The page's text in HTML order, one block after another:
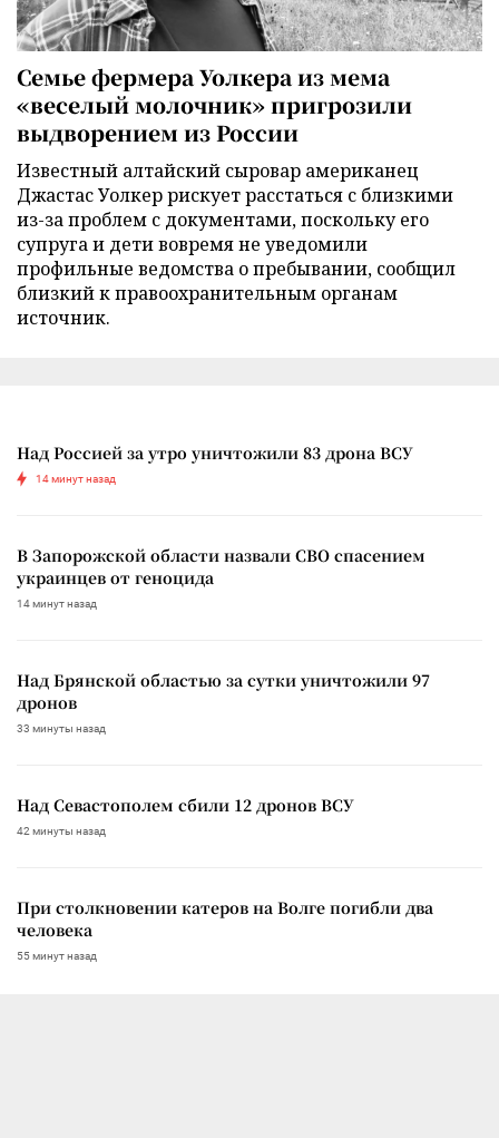
Семье фермера Уолкера из мема
«веселый молочник» пригрозили
выдворением из России
Известный алтайский сыровар американец
Джастас Уолкер рискует расстаться с близкими
из-за проблем с документами, поскольку его
супруга и дети вовремя не уведомили
профильные ведомства о пребывании, сообщил
близкий к правоохранительным органам
источник.
Над Россией за утро уничтожили 83 дрона ВСУ
14 минут назад
В Запорожской области назвали СВО спасением
украинцев от геноцида
14 минут назад
Над Брянской областью за сутки уничтожили 97
дронов
33 минуты назад
Над Севастополем сбили 12 дронов ВСУ
42 минуты назад
При столкновении катеров на Волге погибли два
человека
55 минут назад